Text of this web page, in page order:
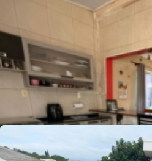
quartos•2
Rua Eduardo Nader
Bom
998450
R$1.500.000,00